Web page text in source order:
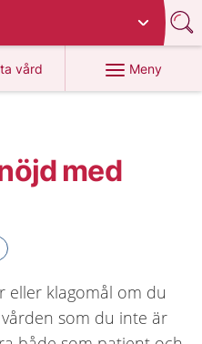
vård
1177.se
Meny
med
eller klagomål om du
som du inte är